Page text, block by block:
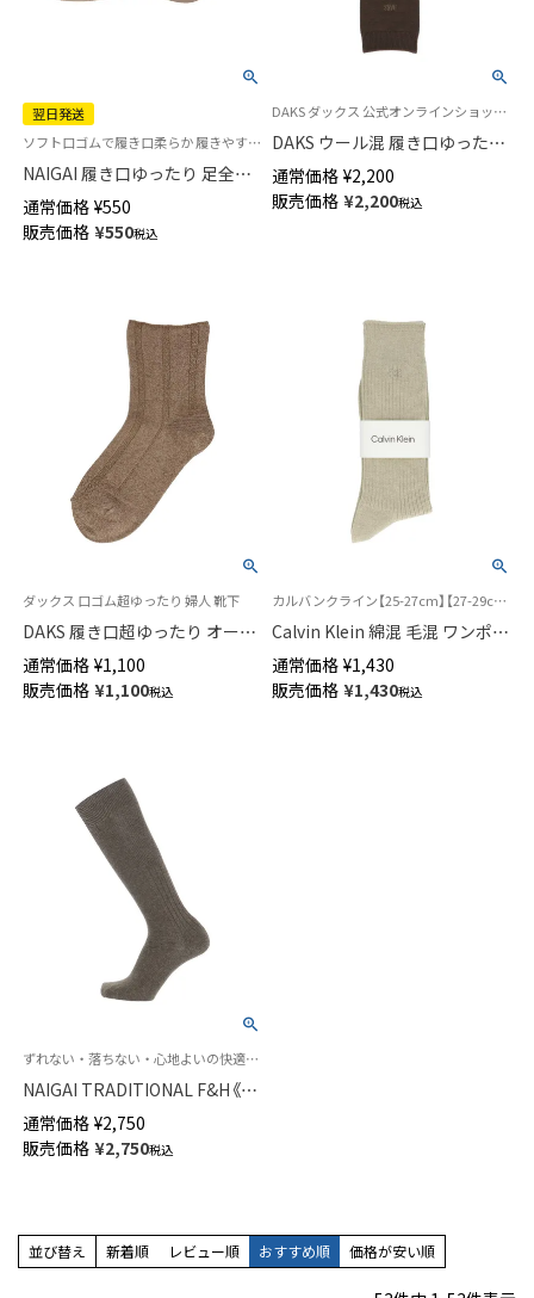
翌日発送
ソフト口ゴムで履き口柔らか 履きやすい カカト付 長年ご愛用者様の多い靴下です
NAIGAI 履き口ゆったり 足全体
にほどよくフィット サポートソ
ックス レディース【365日最短
翌日発送】 03894185
通常価格 ¥550
販売価格 ¥550税込
DAKS ダックス 公式オンラインショップ あったかウール混ハイソックス
DAKS ウール混 履き口ゆったり
ハイソックス 無地 レディース
日本製 03368721
通常価格 ¥2,200
販売価格 ¥2,200税込
ダックス 口ゴム超ゆったり 婦人 靴下
DAKS 履き口超ゆったり オーガ
ニックコットン混 リンクス柄
クルー丈 ソックス レディース
03367024
通常価格 ¥1,100
販売価格 ¥1,100税込
カルバンクライン【25-27cm】【27-29cm】紳士 靴下
Calvin Klein 綿混 毛混 ワンポイ
ント クルー丈 ソックス メンズ
02542105
通常価格 ¥1,430
販売価格 ¥1,430税込
ずれない・落ちない・心地よいの快適トリプルニット
NAIGAI TRADITIONAL F&H《カ
シミヤ混》ロングホーズ 部位で
編み方を変えたトリプルニット
ハイソックス メンズ 無地 日本
通常価格 ¥2,750
販売価格 ¥2,750税込
並び替え 新着順 レビュー順 おすすめ順 価格が安い順